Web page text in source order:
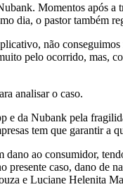
Momentos após
dia, o pastor também
não
pelo ocorrido, mas,
analisar o caso.
e da Nubank pela
tem que garantir a
ao consumidor,
caso, dano de
e Luciane Helenita